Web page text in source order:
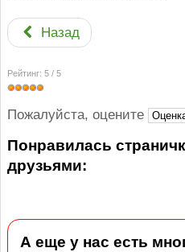
Назад
Рейтинг: 5 / 5
Пожалуйста, оцените
Понравилась
друзьями:
А еще у нас есть